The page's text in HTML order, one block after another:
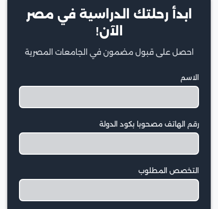
ابدأ رحلتك الدراسية في مصر
الآن!
احصل على قبول مضمون في الجامعات المصرية
الاسم
رقم الهاتف مصحوبا بكود الدولة
التخصص المطلوب